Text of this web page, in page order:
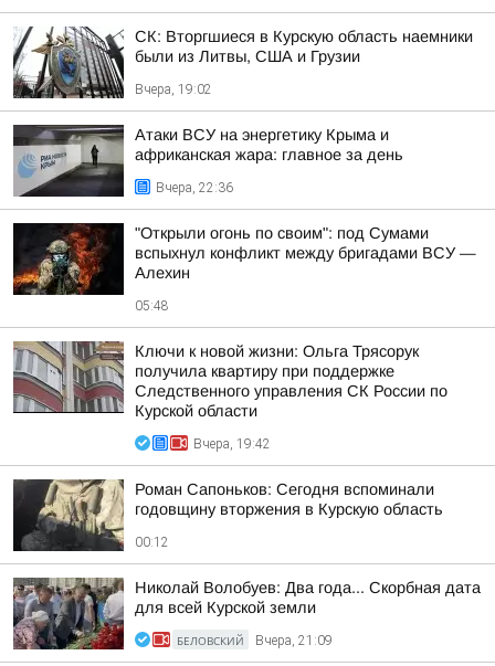
СК: Вторгшиеся в Курскую область наемники
были из Литвы, США и Грузии
Вчера, 19:02
Атаки ВСУ на энергетику Крыма и
африканская жара: главное за день
Вчера, 22:36
"Открыли огонь по своим": под Сумами
вспыхнул конфликт между бригадами ВСУ —
Алехин
05:48
Ключи к новой жизни: Ольга Трясорук
получила квартиру при поддержке
Следственного управления СК России по
Курской области
Вчера, 19:42
Роман Сапоньков: Сегодня вспоминали
годовщину вторжения в Курскую область
00:12
Николай Волобуев: Два года... Скорбная дата
для всей Курской земли
БЕЛОВСКИЙ Вчера, 21:09